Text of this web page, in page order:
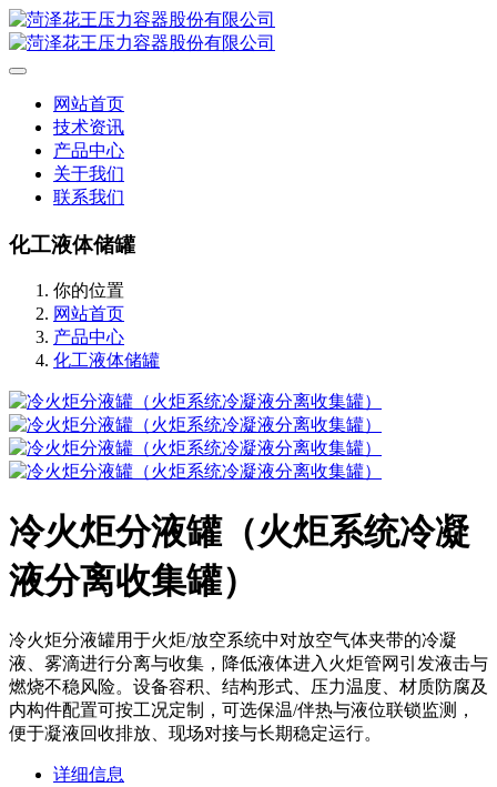
网站首页
技术资讯
产品中心
关于我们
联系我们
化工液体储罐
你的位置
网站首页
产品中心
化工液体储罐
冷火炬分液罐（火炬系统冷凝
液分离收集罐）
冷火炬分液罐用于火炬/放空系统中对放空气体夹带的冷凝
液、雾滴进行分离与收集，降低液体进入火炬管网引发液击与
燃烧不稳风险。设备容积、结构形式、压力温度、材质防腐及
内构件配置可按工况定制，可选保温/伴热与液位联锁监测，
便于凝液回收排放、现场对接与长期稳定运行。
详细信息